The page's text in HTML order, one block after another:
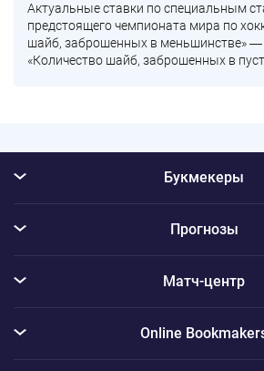
Актуальные ставки по специальным
предстоящего чемпионата мира по
шайб, заброшенных в меньшинстве» ―
«Количество шайб, заброшенных в
Букмекеры
Прогнозы
Матч-центр
Online